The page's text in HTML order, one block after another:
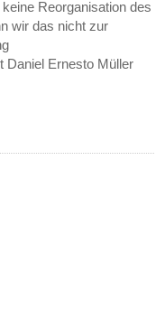
Reorganisation des
wir das nicht zur
Daniel Ernesto Müller